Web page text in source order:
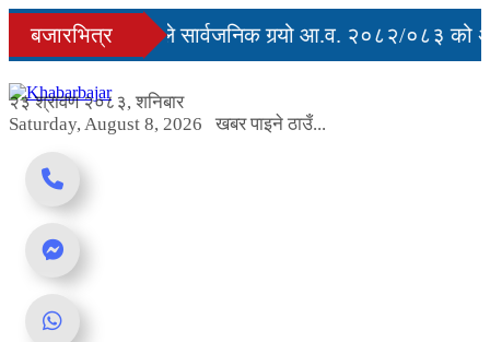
Skip
content
बजारभित्र
मृत्युु
सरकारले सार्वजनिक गर्‍यो आ.व. २०८२/०८३ को
२३ श्रावण २०८३, शनिबार
Saturday, August 8, 2026
खबर पाइने ठाउँ...